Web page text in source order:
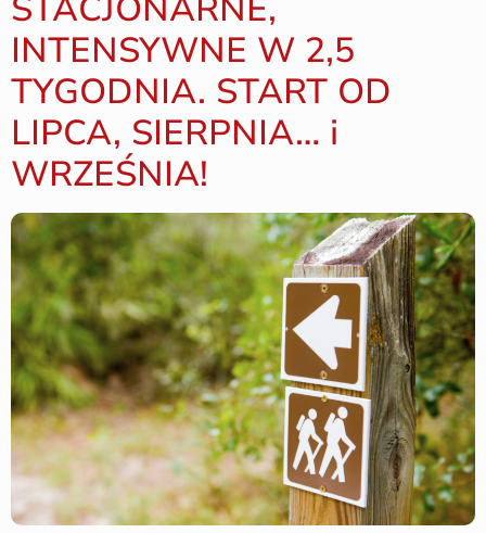
INTENSYWNE W 2,5
TYGODNIA. START OD
LIPCA, SIERPNIA… i
WRZEŚNIA!